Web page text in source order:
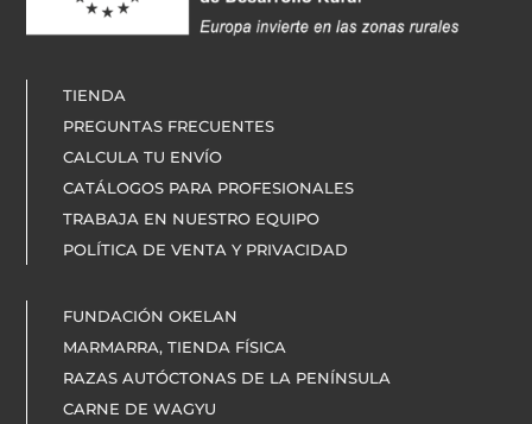
TIENDA
PREGUNTAS FRECUENTES
CALCULA TU ENVÍO
CATÁLOGOS PARA PROFESIONALES
TRABAJA EN NUESTRO EQUIPO
POLÍTICA DE VENTA Y PRIVACIDAD
FUNDACIÓN OKELAN
MARMARRA, TIENDA FÍSICA
RAZAS AUTÓCTONAS DE LA PENÍNSULA
CARNE DE WAGYU